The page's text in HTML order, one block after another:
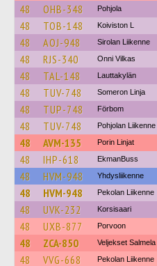
48 OHB-348 Pohjola
48 TOB-148 Koiviston L
48 AOJ-948 Sirolan Liikenne
48 RJS-340 Onni Vilkas
48 TAL-148 Lauttakylän
48 TUV-748 Someron Linja
48 TUP-748 Förbom
48 TUV-748 Pohjolan Liikenne
48 AVM-135 Porin Linjat
48 IHP-618 EkmanBuss
48 HVM-948 Yhdysliikenne
48 HVM-948 Pekolan Liikenne
48 UVK-232 Korsisaari
48 UXB-877 Porvoon
48 ZCA-850 Veljekset Salmela
48 VVG-668 Pekolan Liikenne